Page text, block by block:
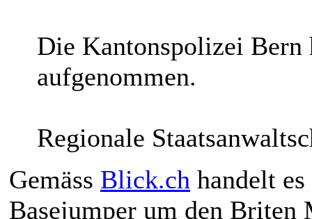
Die Kantonspolizei
aufgenommen.
Regionale
Gemäss Blick.ch handelt
Basejumper um den